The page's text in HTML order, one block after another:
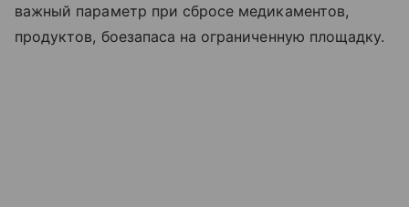
важный параметр при сбросе медикаментов,
продуктов, боезапаса на ограниченную площадку.